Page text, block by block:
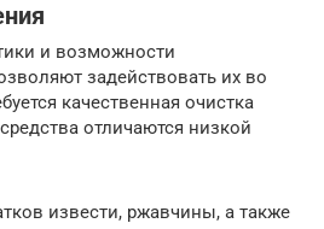
и возможности
задействовать их во
качественная очистка
отличаются низкой
извести, ржавчины, а также